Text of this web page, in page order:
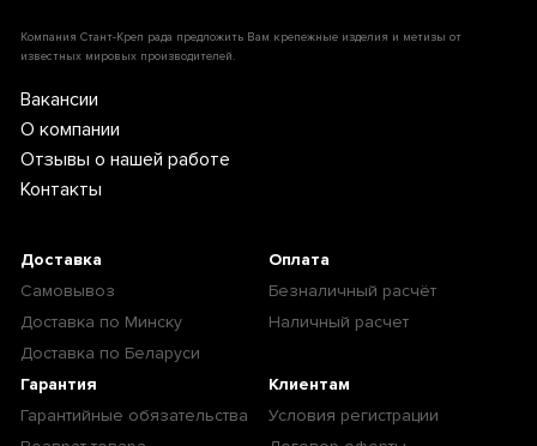
Компания Стант-Креп рада предложить Вам крепежные изделия и метизы от
известных мировых производителей.
Вакансии
О компании
Отзывы о нашей работе
Контакты
Доставка
Самовывоз
Доставка по Минску
Доставка по Беларуси
Оплата
Безналичный расчёт
Наличный расчет
Гарантия
Гарантийные обязательства
Клиентам
Условия регистрации